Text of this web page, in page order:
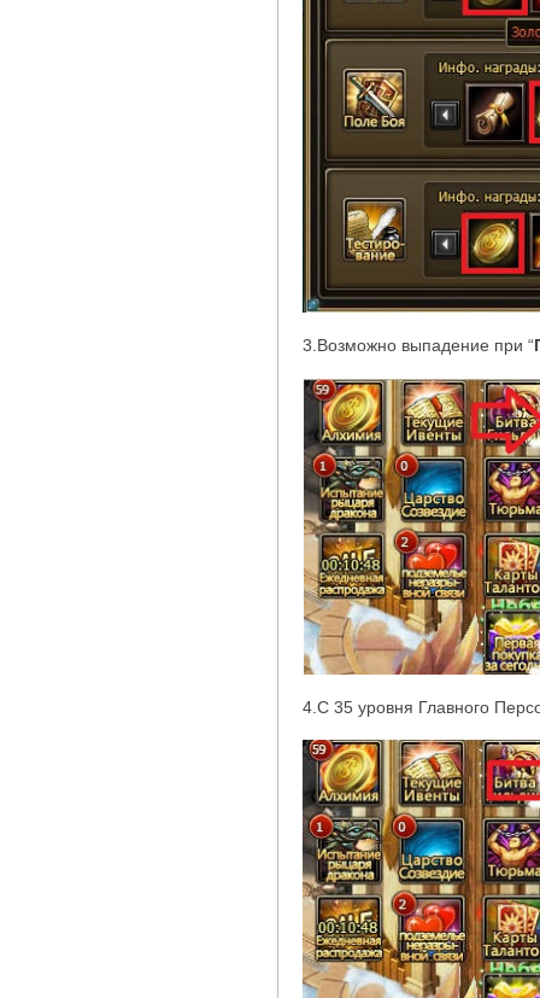
3.Возможно выпадение при “
4.С 35 уровня Главного